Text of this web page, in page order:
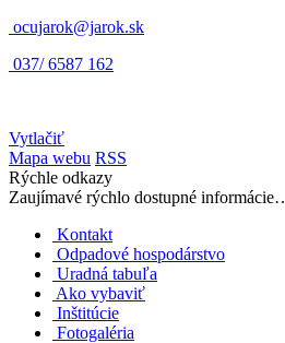
ocujarok@jarok.sk
037/ 6587 162
Vytlačiť
Mapa webu RSS
Rýchle odkazy
Zaujímavé rýchlo dostupné
Kontakt
Odpadové hospodárstvo
Uradná tabuľa
Ako vybaviť
Inštitúcie
Fotogaléria